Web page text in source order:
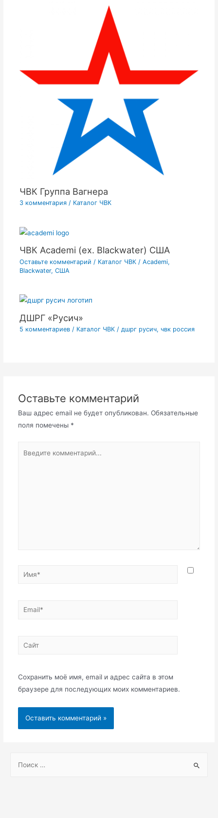
ЧВК Группа Вагнера
3 комментария / Каталог ЧВК
ЧВК Academi (ex. Blackwater) США
Оставьте комментарий / Каталог ЧВК /Academi,
Blackwater,США
ДШРГ «Русич»
5 комментариев / Каталог ЧВК /дшрг русич, чвк россия
Оставьте комментарий
Ваш адрес email не будет опубликован. Обязательные
поля помечены *
Имя*
Email*
Сайт
Сохранить моё имя, email и адрес сайта в этом
браузере для последующих моих комментариев.